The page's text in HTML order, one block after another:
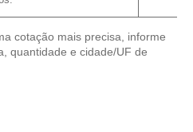
cotação mais precisa, informe
quantidade e cidade/UF de